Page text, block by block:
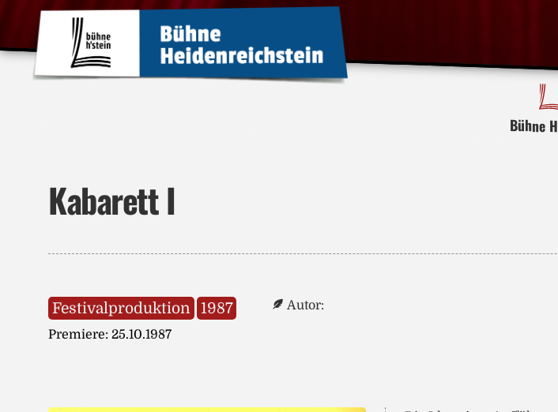
Bühne
Kabarett I
Festivalproduktion 1987
Premiere: 25.10.1987
Autor: